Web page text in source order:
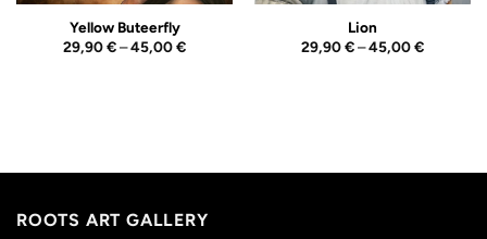
Yellow Buteerfly
29,90€–45,00€Price
Lion
29,90€–45,00€Price
ROOTS ART GALLERY